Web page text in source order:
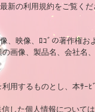
新の利用規約をご覧くだ
、映像、ﾛｺﾞの著作権
画像、製品名、会社
用するものとし、本ｻ
した個人情報について